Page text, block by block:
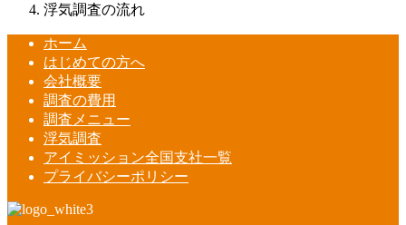
浮気調査の流れ
ホーム
はじめての方へ
会社概要
調査の費用
調査メニュー
浮気調査
アイミッション全国支社一覧
プライバシーポリシー